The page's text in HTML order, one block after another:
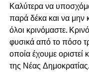
Καλύτερα να
παρά δέκα και να μην
όλοι κρινόμαστε.
φυσικά από το πόσο
οποία έχουμε οριστεί
της Νέας Δημοκρατίας.